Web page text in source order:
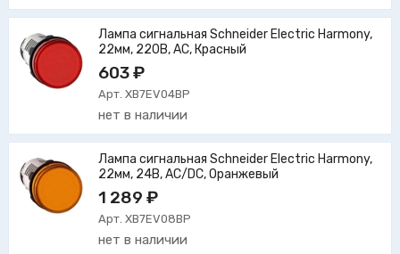
Лампа сигнальная Schneider Electric Harmony,
22мм, 220В, AC, Красный
603 ₽
Арт. XB7EV04BP
нет в наличии
Лампа сигнальная Schneider Electric Harmony,
22мм, 24В, AC/DC, Оранжевый
1 289 ₽
Арт. XB7EV08BP
нет в наличии